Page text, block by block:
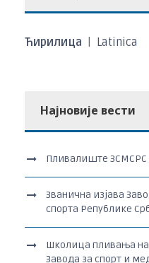
Ћирилица Latinica
Најновије вести
Пливалиште ЗСМСРС
Званична изјава
спорта Републике
Школица пливања
Завода за спорт и